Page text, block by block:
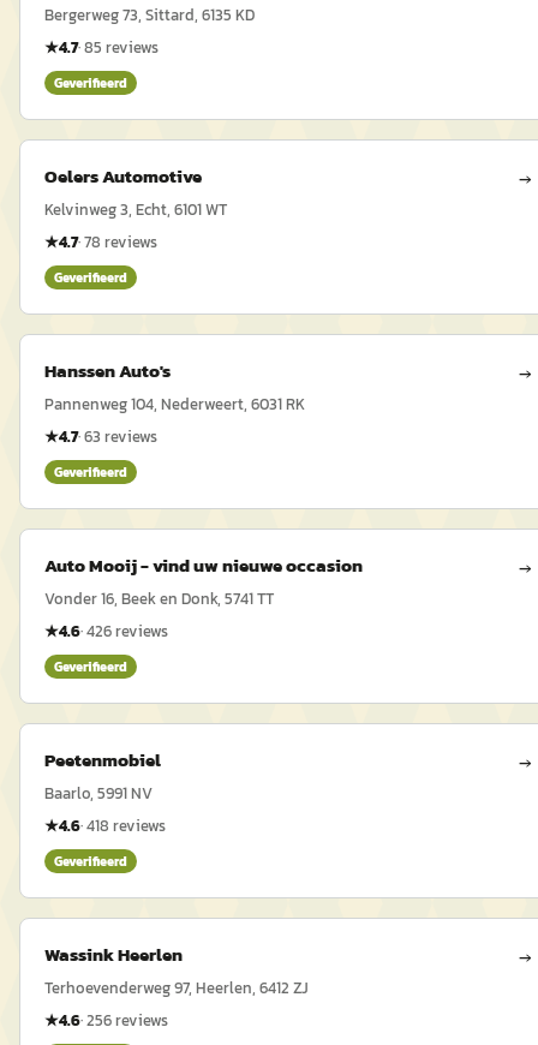
Bergerweg 73, Sittard, 6135 KD
★4.7·85 reviews
Geverifieerd
Oelers Automotive →
Kelvinweg 3, Echt, 6101 WT
★4.7·78 reviews
Geverifieerd
Hanssen Auto's →
Pannenweg 104, Nederweert, 6031 RK
★4.7·63 reviews
Geverifieerd
Auto Mooij - vind uw nieuwe occasion →
Vonder 16, Beek en Donk, 5741 TT
★4.6·426reviews
Geverifieerd
Peetenmobiel →
Baarlo, 5991 NV
★4.6·418 reviews
Geverifieerd
Wassink Heerlen →
Terhoevenderweg 97, Heerlen, 6412 ZJ
★4.6·256reviews